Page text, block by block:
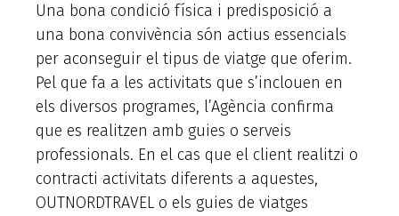
Una bona condició física i predisposició a
una bona convivència són actius essencials
per aconseguir el tipus de viatge que oferim.
Pel que fa a les activitats que s’inclouen en
els diversos programes, l’Agència confirma
que es realitzen amb guies o serveis
professionals. En el cas que el client realitzi o
contracti activitats diferents a aquestes,
OUTNORDTRAVEL o els guies de viatges